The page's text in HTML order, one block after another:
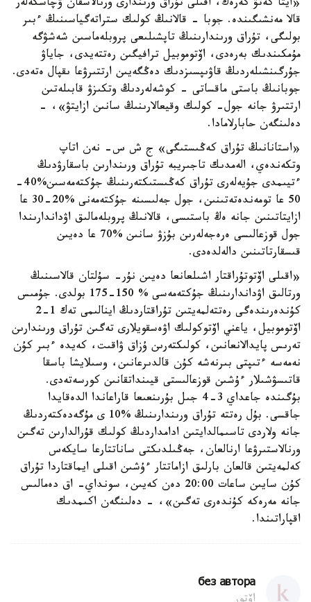
«ايتا كەتۋ كەرەك، اقىلى تۇراق ورىندارى ورنالاسقان ۋچاسكەلەر
قالا مەنشىگىندە. جوبا - قالانىڭ كولىك ستراتەگياسىنىڭ ءبىر
بولىگى، تۇراق ورىندارىنىڭ تاپشىلىعى پروبلەماسىن شەشۋگە
مۇمكىندىك بەرەدى، اۆتوموبيل ترافيگىن رەتتەيدى، جاياۋ
جۇرگىنشىلەردىڭ قاۋىپسىزدىك دەڭگەيىن ارتتىرۋعا ىقپال ەتەدى.
جوبانىڭ باستى ماقساتى - كوشەلەردىڭ وتكىزۋ قابىلەتىن
ارتتىرۋ جانە جول- كولىك وقيعالارىنىڭ سانىن ازايتۋ»، -
دەلىنگەن حابارلامادا.
«استانانىڭ تۇراق كەڭىستىگى» ج ش س- نەن اتاپ
وتكەندەي، الەمدىك تاجىريبە تۇراق ورىندارىن باسقارۋدىڭ
ءتيىمدى جۇيەلەرى تۇراق كەڭىستىكتەرىنىڭ جۇكتەمەسىن%40-
50 عا تومەندەتەتىنىن، جول جەلىسىنە جۇكتەمەنى %20-30 عا
ازايتاتىنىن جانە ەڭ باستىسى، قالانىڭ پروبلەمالىق اۋداندارىندا
جول قوزعالىسى ەرەجەلەرىن بۇزۋ سانىن %70 عا دەيىن
قىسقارتاتىنىن دالەلدەدى.
«اقىلى اۆتوتۇراقتار اشىلعانعا دەيىن نۇر- سۇلتان قالاسىنىڭ
ورتالىق اۋداندارىنىڭ جۇكتەمەسى % 150-175 بولدى. جۇمىس
كۇندەرىندەگى رەتتەلمەيتىن تۇراقتاردىڭ اينالىمى تەك 1-2
اۆتوموبيل، ياعني اۆتوكولىك اۋەسقويلارى تەگىن تۇراق ورىندارىن
تەرىس پايدالانعانىن، كولىكتەرىن ۇزاق ۋاقىت، كەيدە ءبىر كۇن
نەمەسە ءتىپتى بىرنەشە كۇن قالدىرعانىن، وسىلايشا باسقا
قاتىسۋشىلار ءۇشىن قوزعالىستى قيىنداتقانىن كورسەتەدى.
بۇگىندە جاعداي 3-4 جىل بۇرىنعىعا قاراعاندا الدەقايدا
جاقسى. بۇل رەتتە تۇراق ورىندارىنىڭ %10 ى مۇگەدەكتەردىڭ
جانە ولاردى تاسىمالدايتىن ادامداردىڭ كولىك قۇرالدارىن تەگىن
ورنالاستىرۋعا ارنالعان، جەڭىلدىكتى ساناتتارعا سايكەس
كەلمەيتىن قالعان بارلىق ازاماتتار ءۇشىن اقىلى ايماقتاردا تۇراق
كۇن سايىن ساعات 20:00 دەن كەيىن، سونداي- اق دەمالىس
جانە مەرەكە كۇندەرى تەگىن»، - دەلىنگەن اكىمدىك
اقپاراتىندا.
без автора